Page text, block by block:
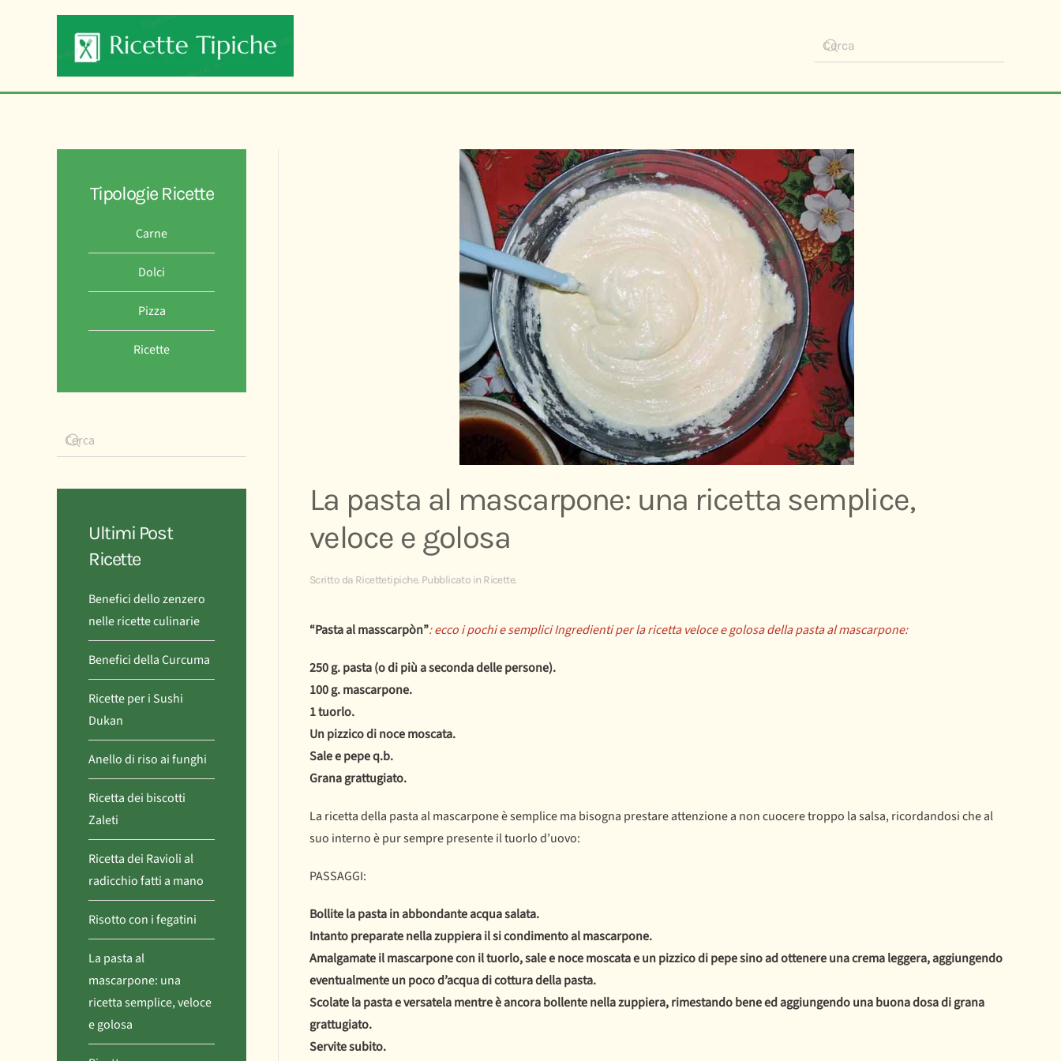
Skip to main content
La pasta al mascarpone: una ricetta semplice,
veloce e golosa
Scritto da Ricettetipiche. Pubblicato in Ricette.
“Pasta al masscarpòn”: ecco i pochi e semplici Ingredienti per la ricetta veloce e golosa della pasta al mascarpone:
250 g. pasta (o di più a seconda delle persone).
100 g. mascarpone.
1 tuorlo.
Un pizzico di noce moscata.
Sale e pepe q.b.
Grana grattugiato.
La ricetta della pasta al mascarpone è semplice ma bisogna prestare attenzione a non cuocere troppo la salsa, ricordandosi che al
suo interno è pur sempre presente il tuorlo d’uovo:
PASSAGGI:
Bollite la pasta in abbondante acqua salata.
Intanto preparate nella zuppiera il si condimento al mascarpone.
Amalgamate il mascarpone con il tuorlo, sale e noce moscata e un pizzico di pepe sino ad ottenere una crema leggera, aggiungendo
eventualmente un poco d’acqua di cottura della pasta.
Scolate la pasta e versatela mentre è ancora bollente nella zuppiera, rimestando bene ed aggiungendo una buona dosa di grana
grattugiato.
Servite subito.
Tipologie Ricette
Carne
Dolci
Pizza
Ricette
Ultimi Post
Ricette
Benefici dello zenzero
nelle ricette culinarie
Benefici della Curcuma
Ricette per i Sushi
Dukan
Anello di riso ai funghi
Ricetta dei biscotti
Zaleti
Ricetta dei Ravioli al
radicchio fatti a mano
Risotto con i fegatini
La pasta al
mascarpone: una
ricetta semplice, veloce
e golosa